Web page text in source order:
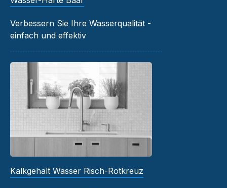
Verbessern Sie Ihre Wasserqualität -
einfach und effektiv
Kalkgehalt Wasser Risch-Rotkreuz